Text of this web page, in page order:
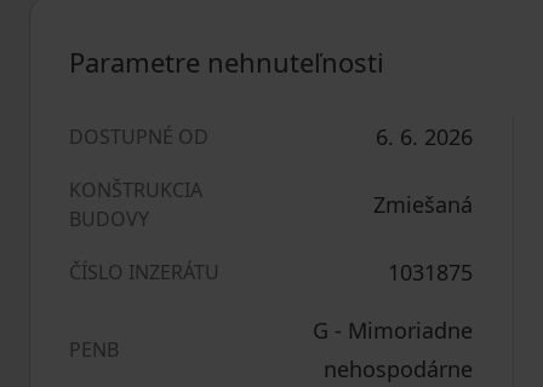
Parametre nehnuteľnosti
DOSTUPNÉ OD 6. 6. 2026
KONŠTRUKCIA
BUDOVY
Zmiešaná
ČÍSLO INZERÁTU 1031875
PENB
G - Mimoriadne
nehospodárne